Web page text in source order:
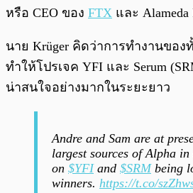
หรือ CEO ของ FTX และ Alameda
นาย Krüger คิดว่าการทำงานของ
ทำให้โปรเจค YFI และ Serum
น่าสนใจอย่างมากในระยะยาว
Andre and Sam are at
largest sources of Alpha
on $YFIand $SRMbeing
winners. https://t.co/